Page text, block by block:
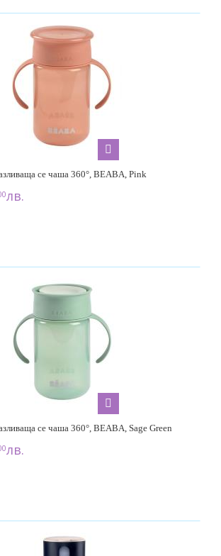
се чаша 360°, BEABA, Pink
лв.
се чаша 360°, BEABA, Sage Green
лв.